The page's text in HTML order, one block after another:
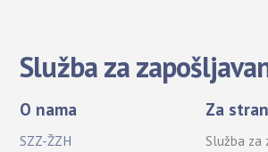
Služba za
O nama
SZZ-ŽZH
Za
Služba za